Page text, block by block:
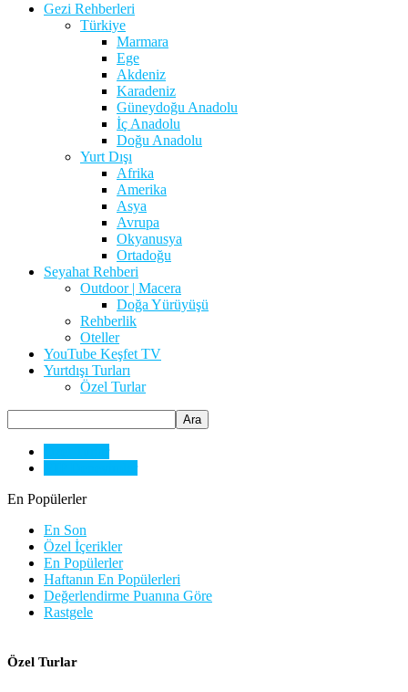
Gezi Rehberleri
Türkiye
Marmara
Ege
Akdeniz
Karadeniz
Güneydoğu Anadolu
İç Anadolu
Doğu Anadolu
Yurt Dışı
Afrika
Amerika
Asya
Avrupa
Okyanusya
Ortadoğu
Seyahat Rehberi
Outdoor | Macera
Doğa Yürüyüşü
Rehberlik
Oteller
YouTube Keşfet TV
Yurtdışı Turları
Özel Turlar
En Popülerler
En Son
Özel İçerikler
En Popülerler
Haftanın En Popülerleri
Değerlendirme Puanına Göre
Rastgele
Özel Turlar